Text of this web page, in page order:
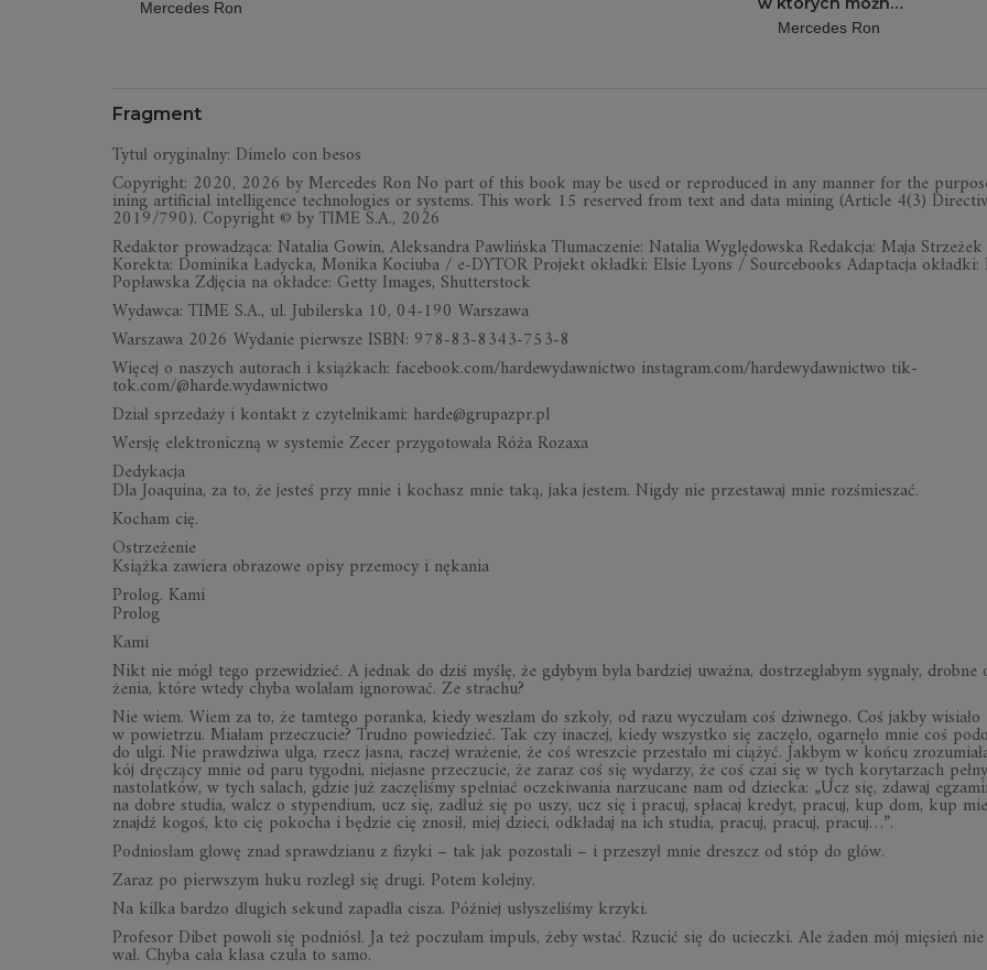
Mercedes Ron
się zakochać
Mercedes Ron
Fragment
Tytuł ory­gi­nalny: Dímelo con besos
Copy­ri­ght: 2020, 2026 by Mer­ce­des Ron No part of this book may be used or repro­du­ced in any man­ner for the
ining arti­fi­cial intel­li­gence tech­no­lo­gies or sys­tems. This work 15 rese­rved from text and data mining (Article 4(3)
2019/790). Copy­ri­ght © by TIME S.A., 2026
Redak­tor pro­wa­dząca: Nata­lia Gowin, Alek­san­dra Paw­liń­ska Tłu­ma­cze­nie: Nata­lia Wyglę­dow­ska Redak­cja: Maja Strze­żek
Korekta: Domi­nika Ładycka, Monika Kociuba / e-DYTOR Pro­jekt okładki: Elsie Lyons / Sour­ce­bo­oks Adap­ta­cja okładki:
Popław­ska Zdję­cia na okładce: Getty Ima­ges, Shut­ter­stock
Wydawca: TIME S.A., ul. Jubi­ler­ska 10, 04-190 War­szawa
War­szawa 2026 Wyda­nie pierw­sze ISBN: 978-83-8343-753-8
Wię­cej o naszych auto­rach i książ­kach: face­book.com/har­de­wy­daw­nic­two insta­gram.com/har­de­wy­daw­nic­two tik­
tok.com/@harde.wydaw­nic­two
Dział sprze­daży i kon­takt z czy­tel­ni­kami: harde@gru­pazpr.pl
Wer­sję elek­tro­niczną w sys­te­mie Zecer przy­go­to­wała Róża Rozaxa
Dedykacja
Dla Joaqu­ina, za to, że jesteś przy mnie i kochasz mnie taką, jaka jestem. Ni­gdy nie prze­sta­waj mnie roz­śmie­szać.
Kocham cię.
Ostrzeżenie
Książka zawiera obra­zowe opisy prze­mocy i nęka­nia
Prolog. Kami
Pro­log
Kami
Nikt nie mógł tego prze­wi­dzieć. A jed­nak do dziś myślę, że gdy­bym była bar­dziej uważna, dostrze­gła­bym sygnały,
że­nia, które wtedy chyba wola­łam igno­ro­wać. Ze stra­chu?
Nie wiem. Wiem za to, że tam­tego poranka, kiedy weszłam do szkoły, od razu wyczu­łam coś dziw­nego. Coś jakby wisiało
w powie­trzu. Mia­łam prze­czu­cie? Trudno powie­dzieć. Tak czy ina­czej, kiedy wszystko się zaczęło, ogar­nęło mnie coś
do ulgi. Nie praw­dziwa ulga, rzecz jasna, raczej wra­że­nie, że coś wresz­cie prze­stało mi cią­żyć. Jak­bym w końcu
kój drę­czący mnie od paru tygo­dni, nie­ja­sne prze­czu­cie, że zaraz coś się wyda­rzy, że coś czai się w tych kory­ta­rzach
nasto­lat­ków, w tych salach, gdzie już zaczę­li­śmy speł­niać ocze­ki­wa­nia narzu­cane nam od dziecka: „Ucz się, zda­waj
na dobre stu­dia, walcz o sty­pen­dium, ucz się, zadłuż się po uszy, ucz się i pra­cuj, spła­caj kre­dyt, pra­cuj, kup dom, kup
znajdź kogoś, kto cię poko­cha i będzie cię zno­sił, miej dzieci, odkła­daj na ich stu­dia, pra­cuj, pra­cuj, pra­cuj…”.
Pod­nio­słam głowę znad spraw­dzianu z fizyki – tak jak pozo­stali – i prze­szył mnie dreszcz od stóp do głów.
Zaraz po pierw­szym huku roz­legł się drugi. Potem kolejny.
Na kilka bar­dzo dłu­gich sekund zapa­dła cisza. Póź­niej usły­sze­li­śmy krzyki.
Pro­fe­sor Dibet powoli się pod­niósł. Ja też poczu­łam impuls, żeby wstać. Rzu­cić się do ucieczki. Ale żaden mój mię­sień
wał. Chyba cała klasa czuła to samo.